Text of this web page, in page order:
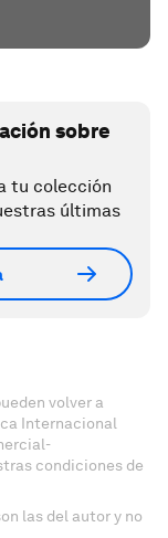
sobre
tu colección
últimas
volver a
Internacional
condiciones de
las del autor y no